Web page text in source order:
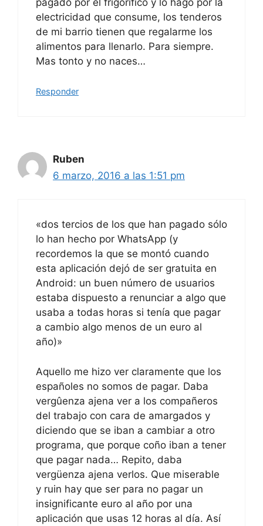
pagado por el frigorífico y lo hago por la
electricidad que consume, los tenderos
de mi barrio tienen que regalarme los
alimentos para llenarlo. Para siempre.
Mas tonto y no naces…
Responder
Ruben
6 marzo, 2016 a las 1:51 pm
«dos tercios de los que han pagado sólo
lo han hecho por WhatsApp (y
recordemos la que se montó cuando
esta aplicación dejó de ser gratuita en
Android: un buen número de usuarios
estaba dispuesto a renunciar a algo que
usaba a todas horas si tenía que pagar
a cambio algo menos de un euro al
año)»
Aquello me hizo ver claramente que los
españoles no somos de pagar. Daba
vergûenza ajena ver a los compañeros
del trabajo con cara de amargados y
diciendo que se iban a cambiar a otro
programa, que porque coño iban a tener
que pagar nada… Repito, daba
vergüenza ajena verlos. Que miserable
y ruin hay que ser para no pagar un
insignificante euro al año por una
aplicación que usas 12 horas al día. Así